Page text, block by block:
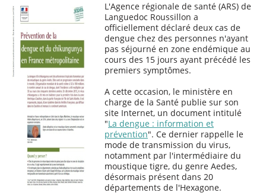
L'Agence régionale de santé (ARS) de
Languedoc Roussillon a
officiellement déclaré deux cas de
dengue chez des personnes n'ayant
pas séjourné en zone endémique au
cours des 15 jours ayant précédé les
premiers symptômes.
A cette occasion, le ministère en
charge de la Santé publie sur son
site Internet, un document intitulé
"La dengue : information et
prévention". Ce dernier rappelle le
mode de transmission du virus,
notamment par l'intermédiaire du
moustique tigre, du genre Aedes,
désormais présent dans 20
départements de l'Hexagone.